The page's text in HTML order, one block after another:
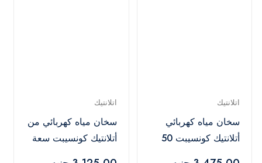
اتلانتيك
سخان مياه كهربائي
أتلانتيك كونسيبت 50
اتلانتيك
سخان مياه كهربائي من
أتلانتيك كونسيبت سعة